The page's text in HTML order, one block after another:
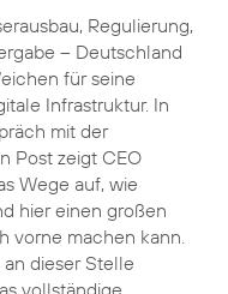
Regulierung,
– Deutschland
für seine
Infrastruktur. In
mit der
Post zeigt CEO
Wege auf, wie
hier einen großen
vorne machen kann.
dieser Stelle
vollständige